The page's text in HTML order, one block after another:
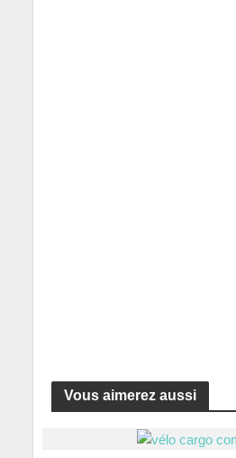
Vous aimerez aussi